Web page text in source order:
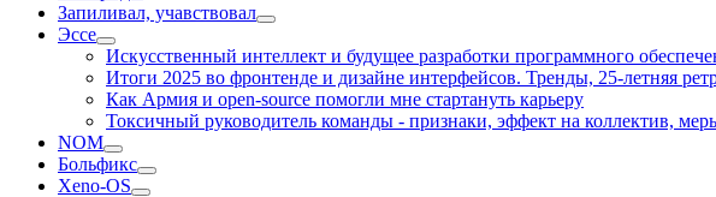
Запиливал, учавствовал
Эссе
Искусственный интеллект и будущее разработки программного
Итоги 2025 во фронтенде и дизайне интерфейсов. Тренды, 25-летняя
Как Армия и open-source помогли мне стартануть карьеру
Токсичный руководитель команды - признаки, эффект на коллектив,
NOM
Больфикс
Xeno-OS